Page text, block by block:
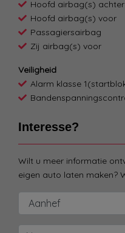
Hoofd airbag(s) achter
Hoofd airbag(s) voor
Passagiersairbag
Zij airbag(s) voor
Veiligheid
Alarm klasse
Interesse?
Wilt u meer informatie
eigen auto laten maken?